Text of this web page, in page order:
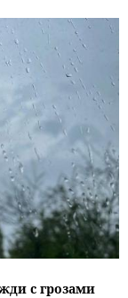
с грозами